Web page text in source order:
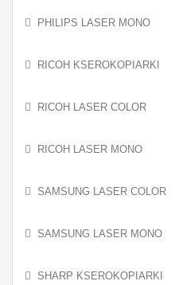
PHILIPS LASER MONO
RICOH KSEROKOPIARKI
RICOH LASER COLOR
RICOH LASER MONO
SAMSUNG LASER COLOR
SAMSUNG LASER MONO
SHARP KSEROKOPIARKI